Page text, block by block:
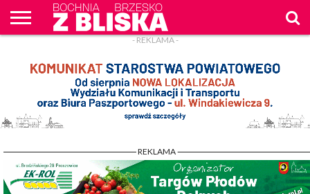
WPROST
REKLAM
- REKLAMA -
- REKLAMA -